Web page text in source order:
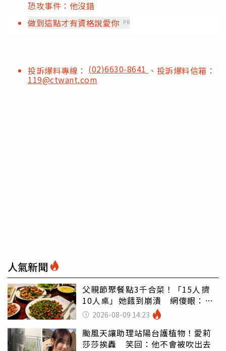
恐攻事件：他沒錯
做到這點才有資格說愛你 PR
投訴爆料專線： (02)6630-8641 、投訴爆料信箱：
119@ctwant.com
人氣新聞
父親節聚餐點3千合菜！「15人擠
10人桌」她餓到崩潰 網傻眼：讓
店家看笑話
2026-08-09 14:23
颱風天讓助理站陽台護植物！愛莉
莎莎挨轟 笑回：他不會被吹出去